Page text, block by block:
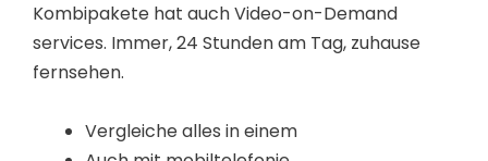
Kombipakete hat auch Video-on-Demand
services. Immer, 24 Stunden am Tag, zuhause
fernsehen.
Vergleiche alles in einem